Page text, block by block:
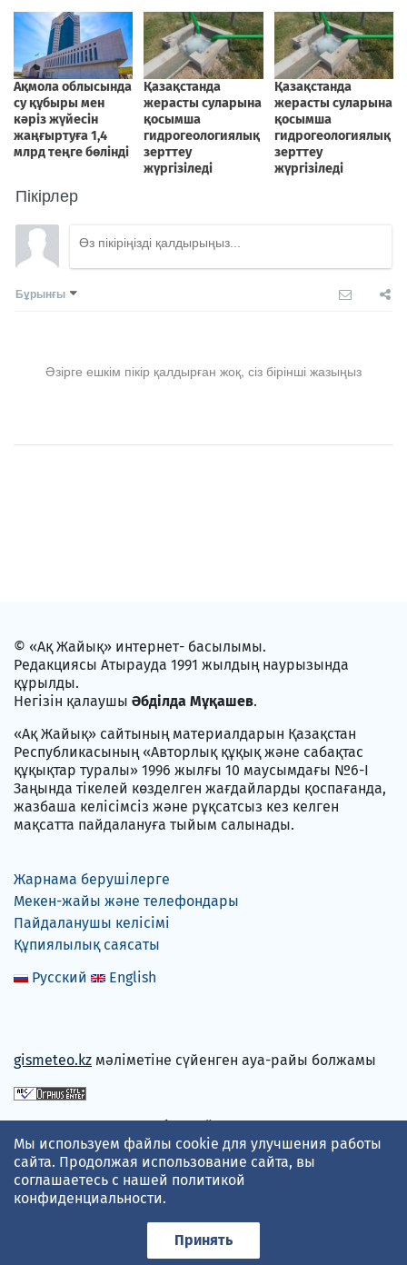
Пікірлер
Бұрынғы
Әзірге ешкім пікір қалдырған жоқ, сіз бірінші жазыңыз
© «Ақ Жайық» интернет- басылымы.
Редакциясы Атырауда 1991 жылдың наурызында
құрылды.
Негізін қалаушы Әбділда Мұқашев.
«Ақ Жайық» сайтының материалдарын Қазақстан
Республикасының «Авторлық құқық және сабақтас
құқықтар туралы» 1996 жылғы 10 маусымдағы №6-I
Заңында тікелей көзделген жағдайларды қоспағанда,
жазбаша келісімсіз және рұқсатсыз кез келген
мақсатта пайдалануға тыйым салынады.
Жарнама берушілерге
Мекен-жайы және телефондары
Пайдаланушы келісімі
Құпиялылық саясаты
Русский
English
gismeteo.kz мәліметіне сүйенген ауа-райы болжамы
Төлем карталарын қабылдаймыз
Мы используем файлы cookie для улучшения работы
сайта. Продолжая использование сайта, вы
соглашаетесь с нашей политикой
конфиденциальности.
Принять